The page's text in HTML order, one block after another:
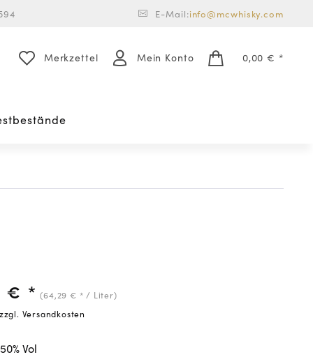
E-Mail:info@mcwhisky.com
Merkzettel Mein Konto 0,00 € *
€ * (64,29 € * / Liter)
zzgl. Versandkosten
% Vol